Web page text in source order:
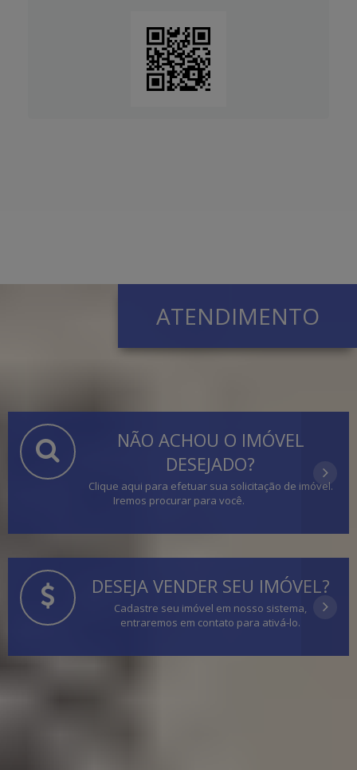
ATENDIMENTO
NÃO ACHOU O IMÓVEL
DESEJADO?
Clique aqui para efetuar sua solicitação de imóvel.
Iremos procurar para você.
DESEJA VENDER SEU IMÓVEL?
Cadastre seu imóvel em nosso sistema,
entraremos em contato para ativá-lo.